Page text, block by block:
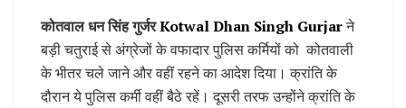
कोतवाल धन सिंह गुर्जरKotwal Dhan Singh Gurjarने
बड़ी चतुराई से अंग्रेजों के वफादार पुलिस कर्मियों को कोतवाली
के भीतर चले जाने और वहीं रहने का आदेश दिया। क्रांति के
दौरान ये पुलिस कर्मी वहीं बैठे रहें। दूसरी तरफ उन्होंने क्रांति के